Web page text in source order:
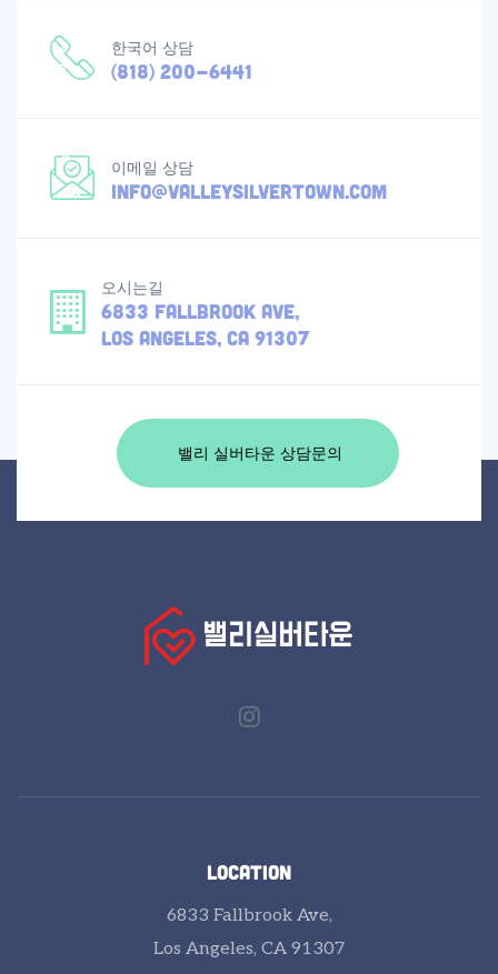
한국어 상담
(818) 200-6441
이메일 상담
info@valleysilvertown.com
오시는길
6833 Fallbrook Ave,
Los Angeles, CA 91307
밸리 실버타운 상담문의
LOCATION
6833 Fallbrook Ave,
Los Angeles, CA 91307